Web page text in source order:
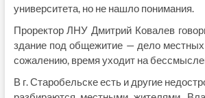
университета, но не нашло понимания.
Проректор ЛНУ Дмитрий Ковалев
здание под общежитие — дело местных
сожалению, время уходит на
В г. Старобельске есть и другие